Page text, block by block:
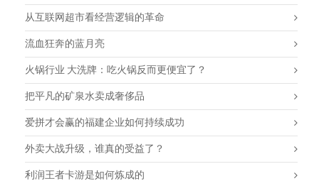
从互联网超市看经营逻辑的革命
流血狂奔的蓝月亮
火锅行业 大洗牌：吃火锅反而更便宜了？
把平凡的矿泉水卖成奢侈品
爱拼才会赢的福建企业如何持续成功
外卖大战升级，谁真的受益了？
利润王者卡游是如何炼成的